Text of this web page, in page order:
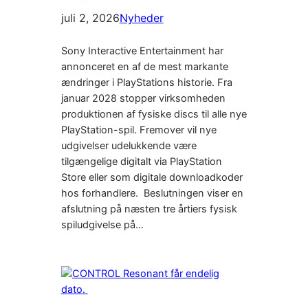
juli 2, 2026Nyheder
Sony Interactive Entertainment har
annonceret en af de mest markante
ændringer i PlayStations historie. Fra
januar 2028 stopper virksomheden
produktionen af fysiske discs til alle nye
PlayStation-spil. Fremover vil nye
udgivelser udelukkende være
tilgængelige digitalt via PlayStation
Store eller som digitale downloadkoder
hos forhandlere. Beslutningen viser en
afslutning på næsten tre årtiers fysisk
spiludgivelse på…